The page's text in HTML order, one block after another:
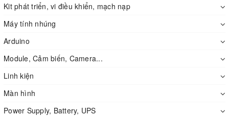
Kit phát triển, vi điều khiển, mạch nạp
Máy tính nhúng
Arduino
Module, Cảm biến, Camera...
Linh kiện
Màn hình
Power Supply, Battery, UPS